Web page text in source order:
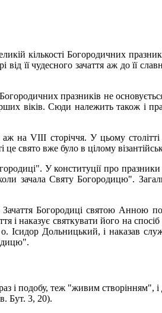
кількості Богородичних
її чудесного зачаття аж до її
празників не
віків. Сюди належить також і
на VIII сторіччя. У цьому
свято вже було в цілому
У конституції про
зачала Святу Богородицю".
Богородиці святою Анною
наказує святкувати його на
Дольницький, і наказав
подобу, теж "живим створінням", і
Бут. 3, 20).